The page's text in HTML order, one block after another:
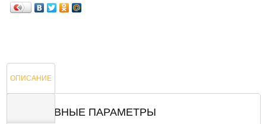
ОПИСАНИЕ
ОСНОВНЫЕ ПАРАМЕТРЫ